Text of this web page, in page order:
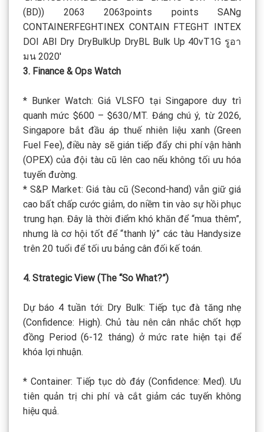
3. Finance & Ops Watch
* Bunker Watch: Giá VLSFO tại Singapore duy trì
quanh mức $600 – $630/MT. Đáng chú ý, từ 2026,
Singapore bắt đầu áp thuế nhiên liệu xanh (Green
Fuel Fee), điều này sẽ gián tiếp đẩy chi phí vận hành
(OPEX) của đội tàu cũ lên cao nếu không tối ưu hóa
tuyến đường.
* S&P Market: Giá tàu cũ (Second-hand) vẫn giữ giá
cao bất chấp cước giảm, do niềm tin vào sự hồi phục
trung hạn. Đây là thời điểm khó khăn để “mua thêm”,
nhưng là cơ hội tốt để “thanh lý” các tàu Handysize
trên 20 tuổi để tối ưu bảng cân đối kế toán.
4. Strategic View (The “So What?”)
Dự báo 4 tuần tới: Dry Bulk: Tiếp tục đà tăng nhẹ
(Confidence: High). Chủ tàu nên cân nhắc chốt hợp
đồng Period (6-12 tháng) ở mức rate hiện tại để
khóa lợi nhuận.
* Container: Tiếp tục dò đáy (Confidence: Med). Ưu
tiên quản trị chi phí và cắt giảm các tuyến không
hiệu quả.